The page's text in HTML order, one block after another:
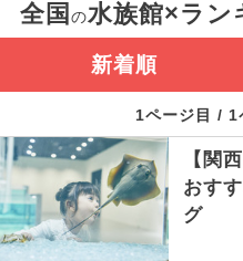
全国 の水族館×ラン
新着順
1ページ目 / 1
【関
おす
グ